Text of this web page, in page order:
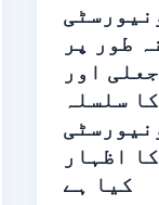
طور پر
اور
سلسلہ
اظہار
کیا ہے